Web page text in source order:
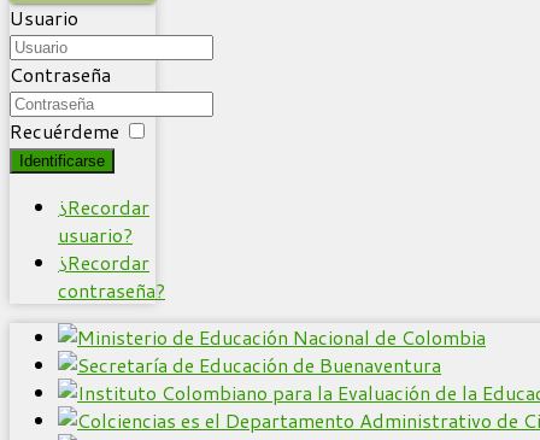
Usuario
Contraseña
Recuérdeme
Identificarse
¿Recordar
usuario?
¿Recordar
contraseña?